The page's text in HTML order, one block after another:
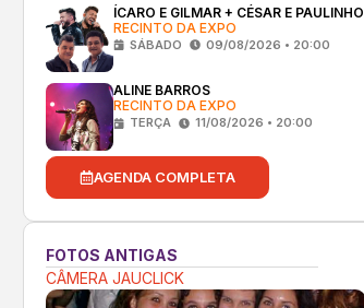
ÍCARO E GILMAR + CÉSAR E PAULINHO
RECINTO DA EXPO
SÁBADO 09/08/2026 • 20:00
ALINE BARROS
RECINTO DA EXPO
TERÇA 11/08/2026 • 20:00
AGENDA COMPLETA
FOTOS ANTIGAS
CÂMERA JAUCLICK